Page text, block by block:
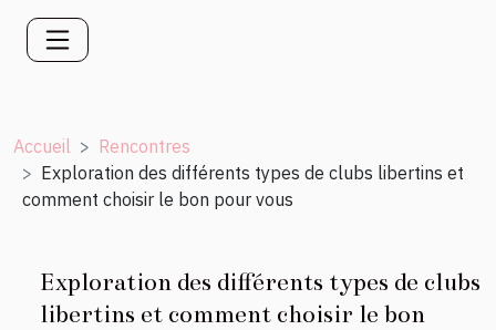
Accueil
Rencontres
Exploration des différents types de clubs libertins et
comment choisir le bon pour vous
Exploration des différents types de clubs
libertins et comment choisir le bon